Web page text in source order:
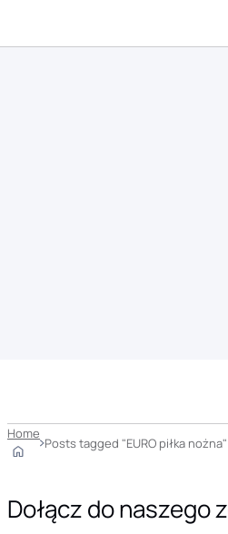
Home
Posts tagged "EURO piłka nożna"
Dołącz do naszego